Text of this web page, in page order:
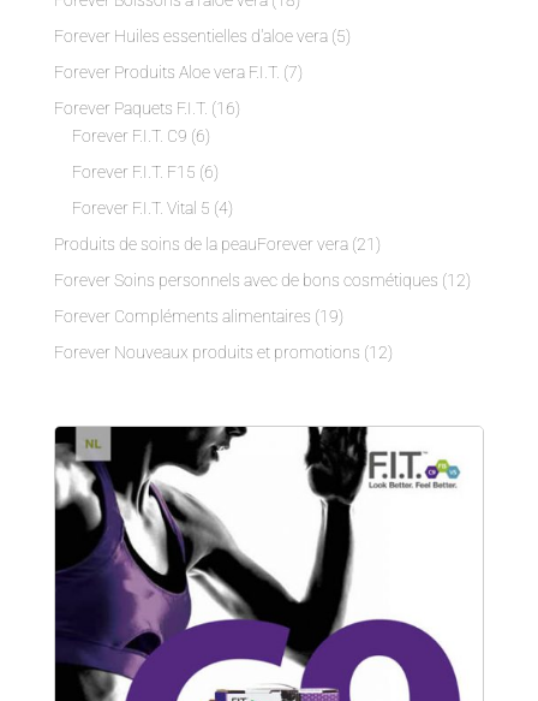
Forever Huiles essentielles d'aloe vera (5)
Forever Produits Aloe vera F.I.T. (7)
Forever Paquets F.I.T. (16)
Forever F.I.T. C9 (6)
Forever F.I.T. F15 (6)
Forever F.I.T. Vital 5 (4)
Produits de soins de la peauForever vera (21)
Forever Soins personnels avec de bons cosmétiques (12)
Forever Compléments alimentaires (19)
Forever Nouveaux produits et promotions (12)